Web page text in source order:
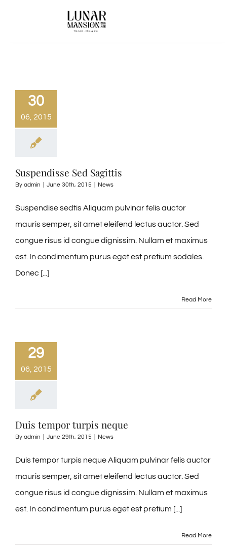
Accommodation
FACILITIES
30
06, 2015
Suspendisse Sed Sagittis
By admin June 30th, 2015 News
Suspendise sedtis Aliquam pulvinar felis auctor
mauris semper, sit amet eleifend lectus auctor. Sed
congue risus id congue dignissim. Nullam et maximus
est. In condimentum purus eget est pretium sodales.
Donec [...]
Read More
29
06, 2015
Duis tempor turpis neque
By admin June 29th, 2015 News
Duis tempor turpis neque Aliquam pulvinar felis auctor
mauris semper, sit amet eleifend lectus auctor. Sed
congue risus id congue dignissim. Nullam et maximus
est. In condimentum purus eget est pretium [...]
Read More